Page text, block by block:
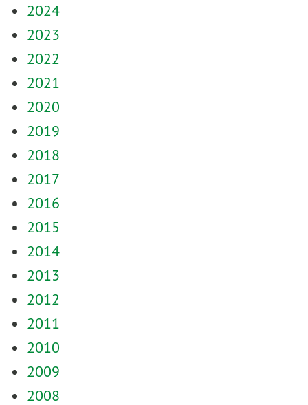
2024
2023
2022
2021
2020
2019
2018
2017
2016
2015
2014
2013
2012
2011
2010
2009
2008